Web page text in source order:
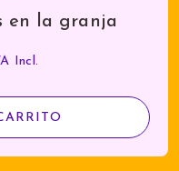
en la granja
Incl.